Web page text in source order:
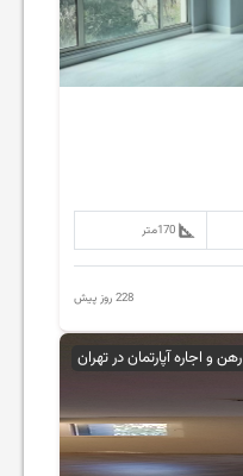
170متر
228 روز پیش
رهن و اجاره آپارتمان در تهران